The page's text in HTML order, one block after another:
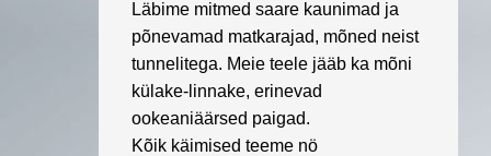
Läbime mitmed saare kaunimad ja
põnevamad matkarajad, mõned neist
tunnelitega. Meie teele jääb ka mõni
külake-linnake, erinevad
ookeaniäärsed paigad.
Kõik käimised teeme nö